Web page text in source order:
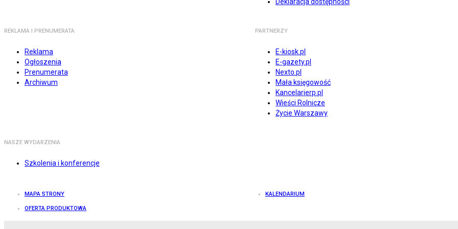
REKLAMA I PRENUMERATA
Reklama
Ogłoszenia
Prenumerata
Archiwum
PARTNERZY
E-kiosk.pl
E-gazety.pl
Nexto.pl
Mała księgowość
Kancelarierp.pl
Wieści Rolnicze
Życie Warszawy
NASZE WYDARZENIA
Szkolenia i konferencje
MAPA STRONY KALENDARIUM
OFERTA PRODUKTOWA